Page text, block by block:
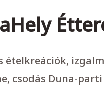
aHely
ételkreációk,
csodás Duna-